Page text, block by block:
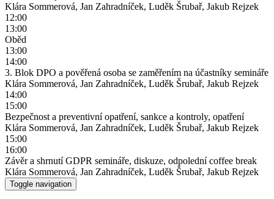
Klára Sommerová, Jan Zahradníček, Luděk Šrubař, Jakub Rejzek
12:00
13:00
Oběd
13:00
14:00
3. Blok DPO a pověřená osoba se zaměřením na účastníky semináře
Klára Sommerová, Jan Zahradníček, Luděk Šrubař, Jakub Rejzek
14:00
15:00
Bezpečnost a preventivní opatření, sankce a kontroly, opatření
Klára Sommerová, Jan Zahradníček, Luděk Šrubař, Jakub Rejzek
15:00
16:00
Závěr a shrnutí GDPR semináře, diskuze, odpolední coffee break
Klára Sommerová, Jan Zahradníček, Luděk Šrubař, Jakub Rejzek
Toggle navigation